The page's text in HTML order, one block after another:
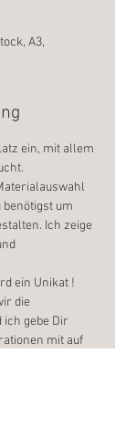
A3,
ein, mit allem
benötigst um
Ich zeige
ein Unikat !
die
gebe Dir
mit auf